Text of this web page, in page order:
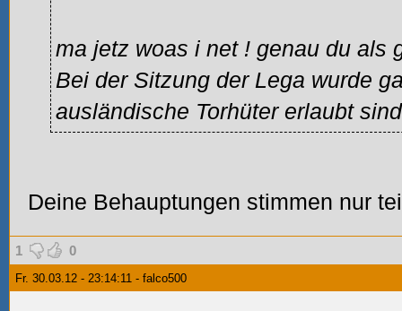
ma jetz woas i net ! genau du als
Bei der Sitzung der Lega wurde
ausländische Torhüter erlaubt
Deine Behauptungen stimmen nur
1 0
Fr. 30.03.12 - 23:14:11 - falco500